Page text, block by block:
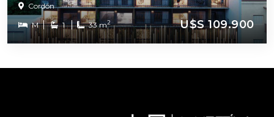
Cordón
M 1 33 m2 U$S 109.900